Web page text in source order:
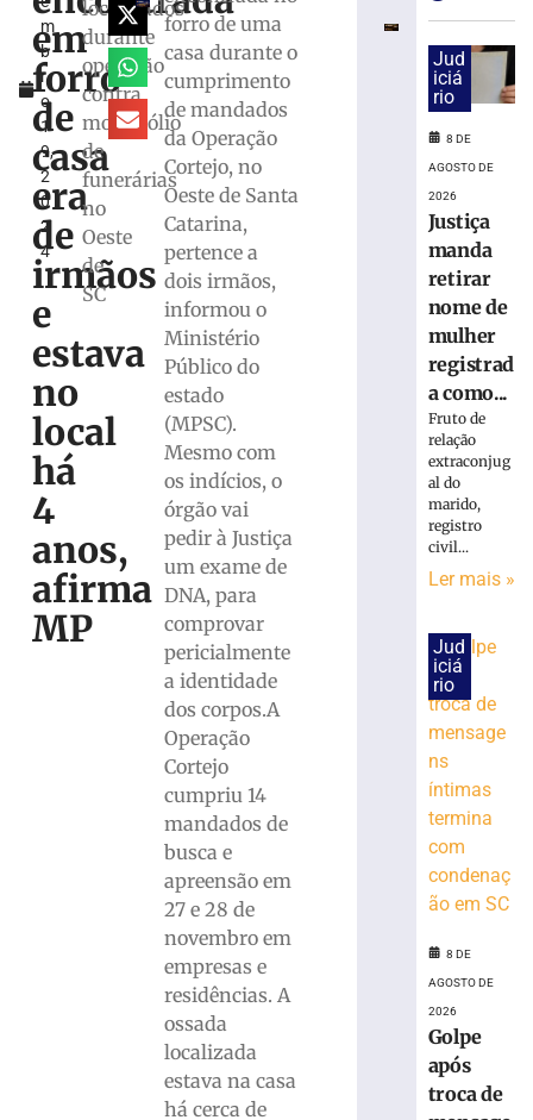
m
b
r
o
1
9,
2
0
2
4
em
forro
de
casa
era
de
irmãos
e
estava
no
local
há
4
anos,
afirma
MP
localizados
durante
operação
contra
monopólio
de
funerárias
no
Oeste
de
SC
forro de uma
casa durante o
cumprimento
de mandados
da Operação
Cortejo, no
Oeste de Santa
Catarina,
pertence a
dois irmãos,
informou o
Ministério
Público do
estado
(MPSC).
Mesmo com
os indícios, o
órgão vai
pedir à Justiça
um exame de
DNA, para
comprovar
pericialmente
a identidade
dos corpos.A
Operação
Cortejo
cumpriu 14
mandados de
busca e
apreensão em
27 e 28 de
novembro em
empresas e
residências. A
ossada
localizada
estava na casa
há cerca de
exige
bancárias
após
carro
apresentar
agosto
Homem
tropeça
calçada,
pista
atropelado
Bento
(SC)
agosto
Homem
preso
Jud
iciá
rio
8 DE
AGOSTO DE
2026
Justiça
manda
retirar
nome de
mulher
registrad
a como...
Fruto de
relação
extraconjug
al do
marido,
registro
civil...
Ler mais »
Jud
iciá
rio
8 DE
AGOSTO DE
2026
Golpe
após
troca de